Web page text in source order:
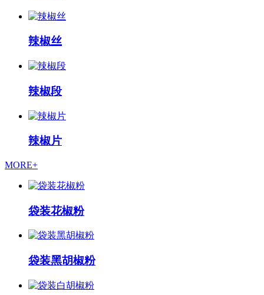
辣椒丝
辣椒段
辣椒片
MORE+
袋装花椒粉
袋装黑胡椒粉